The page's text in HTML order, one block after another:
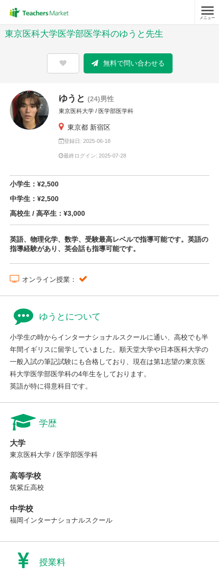
メニュー
東京医科大学医学部医学科のゆうと先生
無料で問い合わせる
ゆうと (24)男性
東京医科大学 / 医学部医学科
東京都 新宿区
登録日: 2025-06-18
最終ログイン: 2025-07-28
小学生：¥2,500
中学生：¥2,500
高校生 / 高卒生：¥3,000
英語、物理化学、数学、受験最高レベルで指導可能です。英語の
指導経験があり、英会話も指導可能です。
オンライン授業：
ゆうとについて
小学生の時からインターナショナルスクールに通い、高校でも半
年間イギリスに留学していました。順天堂大学や日本医科大学の
一般入試の筆記試験にも合格しており、現在は第1志望の東京医
科大学医学部医学科の4年生をしております。
英語が特に得意科目です。
学歴
大学
東京医科大学 / 医学部医学科
高等学校
筑紫丘高校
中学校
福岡インターナショナルスクール
授業料